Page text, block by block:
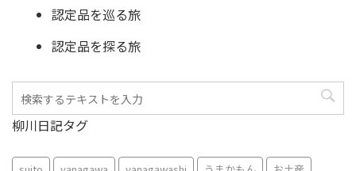
認定品を巡る旅
認定品を探る旅
柳川日記タグ